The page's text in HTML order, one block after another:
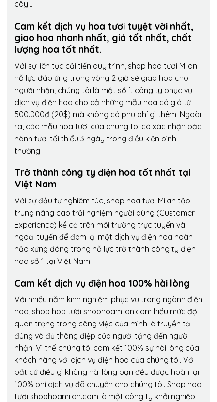
cây…
Cam kết dịch vụ hoa tươi tuyệt vời nhất,
giao hoa nhanh nhất, giá tốt nhất, chất
lượng hoa tốt nhất.
Với sự liên tục cải tiến quy trình, shop hoa tươi Milan
nỗ lực đáp ứng trong vòng 2 giờ sẽ giao hoa cho
người nhận, chúng tôi là một số ít công ty phục vụ
dịch vụ điện hoa cho cả những mẫu hoa có giá từ
500.000đ (20$) mà không có phụ phí gì thêm. Ngoài
ra, các mẫu hoa tươi của chúng tôi có xác nhận bảo
hành tươi tối thiểu 3 ngày trong điều kiện bình
thường.
Trở thành công ty điện hoa tốt nhất tại
Việt Nam
Với sự đầu tư nghiêm túc, shop hoa tươi Milan tập
trung nâng cao trải nghiệm người dùng (Customer
Experience) kể cả trên môi trường trực tuyến và
ngoại tuyến để đem lại một dịch vụ điện hoa hoàn
hảo xứng đáng trong nỗ lực trở thành công ty điện
hoa số 1 tại Việt Nam.
Cam kết dịch vụ điện hoa 100% hài lòng
Với nhiều năm kinh nghiệm phục vụ trong ngành điện
hoa, shop hoa tươi shophoamilan.com hiểu mức độ
quan trọng trong công việc của mình là truyền tải
đúng và đủ thông điệp của người tặng đến người
nhận. Vì thế chúng tôi cam kết 100% sự hài lòng của
khách hàng với dịch vụ điện hoa của chúng tôi. Với
bất cứ điều gì không hài lòng bạn đều được hoàn lại
100% phí dịch vụ đã chuyển cho chúng tôi. Shop hoa
tươi shophoamilan.com là một công ty khởi nghiệp